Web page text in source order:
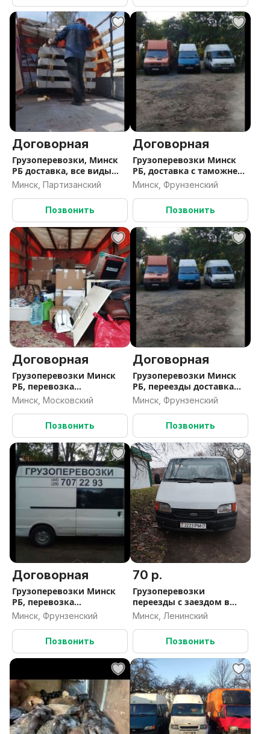
Договорная
Грузоперевозки, Минск
РБ доставка, все виды
загрузки, перевозка
мотохники, вывоз
мусора
Минск, Партизанский
Позвонить
Договорная
Грузоперевозки Минск
РБ, доставка с таможней
складов,мотоперевозки,
вывоз строй
мусора,заезд в парки
Минск, Фрунзенский
Позвонить
Договорная
Грузоперевозки Минск
РБ, перевозка
мотохники, вывоз строй
мусора
Минск, Московский
Позвонить
Договорная
Грузоперевозки Минск
РБ, переезды доставка
мототехники,заезд в
паркинги, вывоз мусора
Минск, Фрунзенский
Позвонить
Договорная
Грузоперевозки Минск
РБ, перевозка
мотохники,
перемещение груза с
таможни, склада,вывоз
Минск, Фрунзенский
Позвонить
70 р.
Грузоперевозки
переезды с заездом в
паркинги и подъземные
гаражи Минск
Минск, Ленинский
Позвонить